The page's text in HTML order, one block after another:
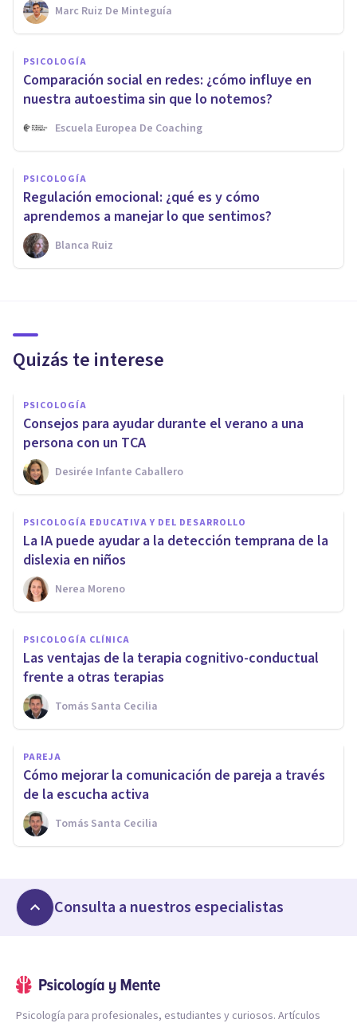
Marc Ruiz De Minteguía
PSICOLOGÍA
Comparación social en redes: ¿cómo influye en
nuestra autoestima sin que lo notemos?
Escuela Europea De Coaching
PSICOLOGÍA
Regulación emocional: ¿qué es y cómo
aprendemos a manejar lo que sentimos?
Blanca Ruiz
Quizás te interese
PSICOLOGÍA
Consejos para ayudar durante el verano a una
persona con un TCA
Desirée Infante Caballero
PSICOLOGÍA EDUCATIVA Y DEL DESARROLLO
La IA puede ayudar a la detección temprana de la
dislexia en niños
Nerea Moreno
PSICOLOGÍA CLÍNICA
Las ventajas de la terapia cognitivo-conductual
frente a otras terapias
Tomás Santa Cecilia
PAREJA
Cómo mejorar la comunicación de pareja a través
de la escucha activa
Tomás Santa Cecilia
Consulta a nuestros especialistas
Psicología para profesionales, estudiantes y curiosos. Artículos